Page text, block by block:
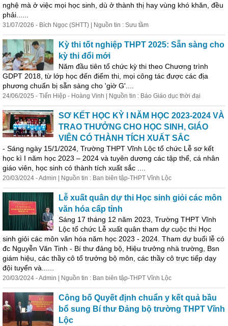
nghệ mà ở việc mọi học sinh, dù ở thành thị hay vùng khó khăn, đều
phải......
31/07/2026 - Bích Ngọc (SHTT) | Nguồn tin : Sưu tầm
Kỳ thi tốt nghiệp THPT 2025: Sẵn sàng cho
kỳ thi đổi mới
Năm đầu tiên tổ chức kỳ thi theo Chương trình
GDPT 2018, từ lớp học đến điểm thi, mọi công tác được các địa
phương chuẩn bị sẵn sàng cho 'giờ G'....
24/06/2025 - Tiến Hiệp - Hoàng Vinh | Nguồn tin : Báo Giáo dục thời đại
SƠ KẾT HỌC KỲ I NĂM HỌC 2023-2024 VÀ
TRAO THƯỞNG CHO HỌC SINH, GIÁO
VIÊN CÓ THÀNH TÍCH XUẤT SẮC
- Sáng ngày 15/1/2024, Trường THPT Vĩnh Lộc tổ chức Lễ sơ kết
học kì I năm học 2023 – 2024 và tuyên dương các tập thể, cá nhân
giáo viên, học sinh có thành tích xuất sắc ....
20/03/2024 - Admin | Nguồn tin : Ban biên tập-THPT Vĩnh Lộc
Lễ xuất quân dự thi Học sinh giỏi các môn
văn hóa cấp tỉnh
Sáng 17 tháng 12 năm 2023, Trường THPT Vĩnh
Lộc tổ chức Lễ xuất quân tham dự cuộc thi Học
sinh giỏi các môn văn hóa năm học 2023 - 2024. Tham dự buổi lễ có
đc Nguyễn Văn Tinh - Bí thư đảng bộ, Hiệu trưởng nhà trường, Bsn
giám hiệu , các thầy cô tổ trưởng bộ môn, các thầy cô trực tiếp dạy
đội tuyển và......
20/03/2024 - Admin | Nguồn tin : Ban biên tập-THPT Vĩnh Lộc
Công bố Quyết định chuẩn y kết quả bầu
bổ sung Bí thư Đảng bộ trường THPT Vĩnh
Lộc